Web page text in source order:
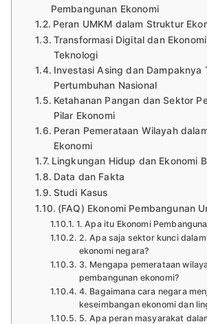
Pembangunan Ekonomi
Peran UMKM dalam Struktur
Transformasi Digital dan
Teknologi
Investasi Asing dan Dampaknya
Pertumbuhan Nasional
Ketahanan Pangan dan Sektor
Pilar Ekonomi
Peran Pemerataan Wilayah
Ekonomi
Lingkungan Hidup dan Ekonomi
Data dan Fakta
Studi Kasus
(FAQ) Ekonomi Pembangunan
1. Apa itu Ekonomi
2. Apa saja sektor kunci
ekonomi negara?
3. Mengapa pemerataan
pembangunan ekonomi?
4. Bagaimana cara negara
keseimbangan ekonomi dan
5. Apa peran masyarakat